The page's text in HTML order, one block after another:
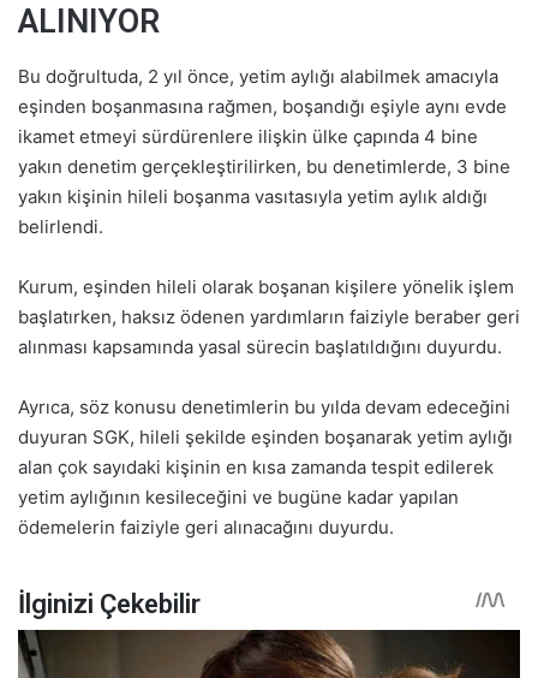
ALINIYOR
Bu doğrultuda, 2 yıl önce, yetim aylığı alabilmek amacıyla
eşinden boşanmasına rağmen, boşandığı eşiyle aynı evde
ikamet etmeyi sürdürenlere ilişkin ülke çapında 4 bine
yakın denetim gerçekleştirilirken, bu denetimlerde, 3 bine
yakın kişinin hileli boşanma vasıtasıyla yetim aylık aldığı
belirlendi.
Kurum, eşinden hileli olarak boşanan kişilere yönelik işlem
başlatırken, haksız ödenen yardımların faiziyle beraber geri
alınması kapsamında yasal sürecin başlatıldığını duyurdu.
Ayrıca, söz konusu denetimlerin bu yılda devam edeceğini
duyuran SGK, hileli şekilde eşinden boşanarak yetim aylığı
alan çok sayıdaki kişinin en kısa zamanda tespit edilerek
yetim aylığının kesileceğini ve bugüne kadar yapılan
ödemelerin faiziyle geri alınacağını duyurdu.